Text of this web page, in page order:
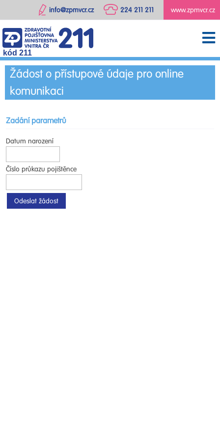
www.zpmvcr.cz
224 211 211
info@zpmvcr.cz
kód 211
Žádost o přístupové údaje pro online
komunikaci
Zadání parametrů
Datum narození
Číslo průkazu pojištěnce